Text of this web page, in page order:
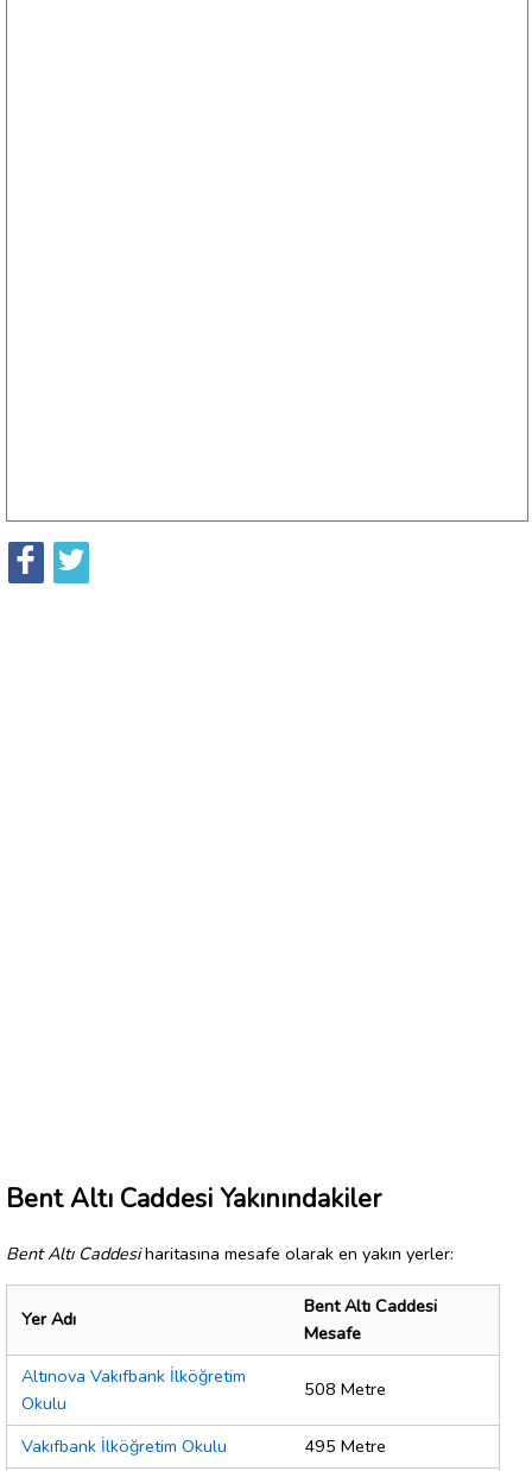
Bent Altı Caddesi Yakınındakiler
Bent Altı Caddesiharitasına mesafe olarak en yakın yerler:
Yer Adı
Bent Altı Caddesi
Mesafe
Altınova Vakıfbank İlköğretim
Okulu
508 Metre
Vakıfbank İlköğretim Okulu
495 Metre